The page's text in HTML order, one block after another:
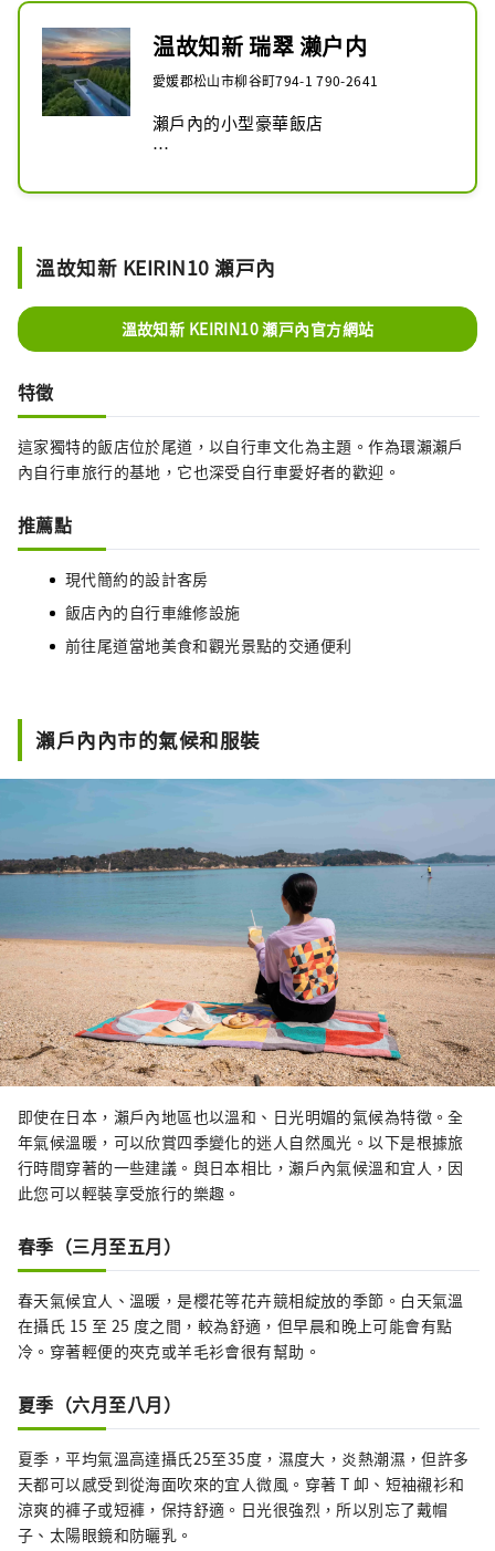
温故知新 瑞翠 濑户内
愛媛郡松山市柳谷町794-1 790-2641
瀨戶內的小型豪華飯店
安藤忠雄，建築與設計。全部為套房，
溫故知新 KEIRIN10 瀬戸內
溫故知新 KEIRIN10 瀬戸內官方網站
特徵
這家獨特的飯店位於尾道，以自行車文化為主題。作為環瀨瀨戶
內自行車旅行的基地，它也深受自行車愛好者的歡迎。
推薦點
現代簡約的設計客房
飯店內的自行車維修設施
前往尾道當地美食和觀光景點的交通便利
瀨戶內內市的氣候和服裝
即使在日本，瀨戶內地區也以溫和、日光明媚的氣候為特徵。全
年氣候溫暖，可以欣賞四季變化的迷人自然風光。以下是根據旅
行時間穿著的一些建議。與日本相比，瀨戶內氣候溫和宜人，因
此您可以輕裝享受旅行的樂趣。
春季（三月至五月）
春天氣候宜人、溫暖，是櫻花等花卉競相綻放的季節。白天氣溫
在攝氏 15 至 25 度之間，較為舒適，但早晨和晚上可能會有點
冷。穿著輕便的夾克或羊毛衫會很有幫助。
夏季（六月至八月）
夏季，平均氣溫高達攝氏25至35度，濕度大，炎熱潮濕，但許多
天都可以感受到從海面吹來的宜人微風。穿著 T 卹、短袖襯衫和
涼爽的褲子或短褲，保持舒適。日光很強烈，所以別忘了戴帽
子、太陽眼鏡和防曬乳。